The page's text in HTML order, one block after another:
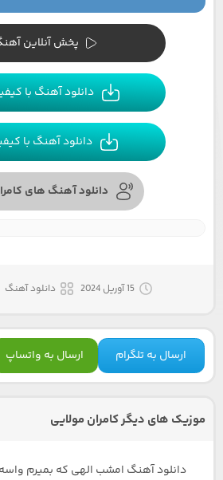
پخش آنلاین
دانلود آهنگ با کیفیت
دانلود آهنگ با کیفیت
دانلود آهنگ های
15 آوریل 2024 دانلود آهنگ
ارسال به تلگرام ارسال به واتساپ
موزیک های دیگر کامران مولایی
دانلود آهنگ امشب الهی که بمیرم